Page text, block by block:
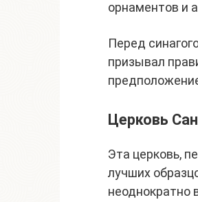
орнаментов и
Перед
призывал
Церковь
Эта церковь,
лучших
неоднократно